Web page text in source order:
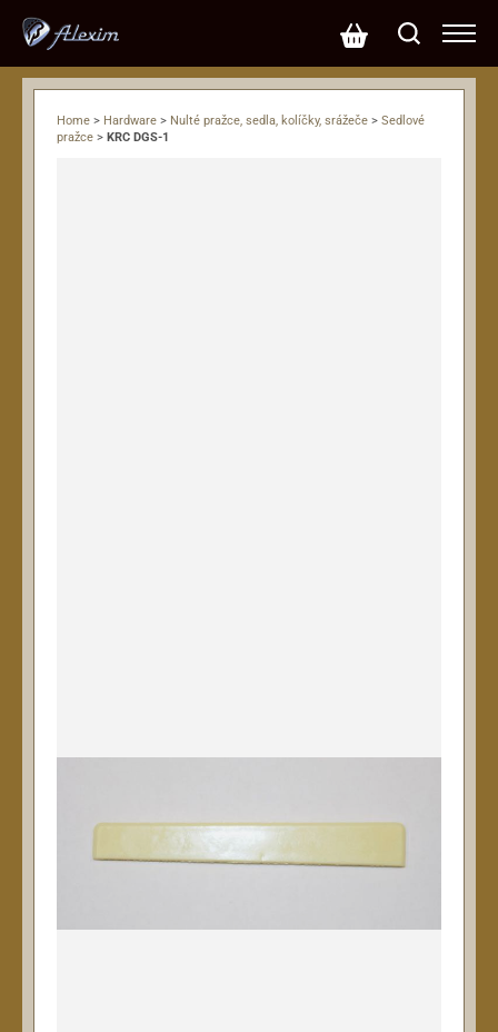
Home > Hardware > Nulté pražce, sedla, kolíčky, srážeče > Sedlové
pražce > KRC DGS-1